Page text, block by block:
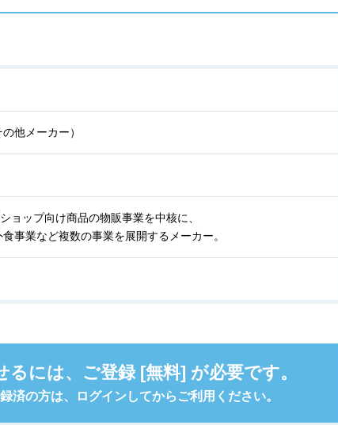
他メーカー）
ョップ向け商品の物販事業を中核に、
事業など複数の事業を展開するメーカー。
には、 ご登録 [無料] が必要です。
済の方は、 ログインしてからご利用ください。